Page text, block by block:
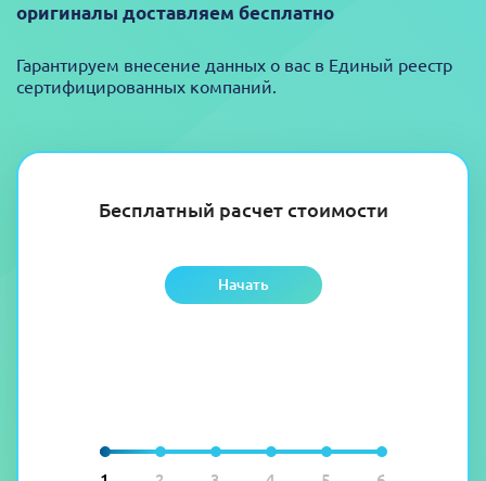
Бесплатный расчет стоимости
Начать
оригиналы доставляем бесплатно
Гарантируем внесение данных о вас в Единый реестр
сертифицированных компаний.